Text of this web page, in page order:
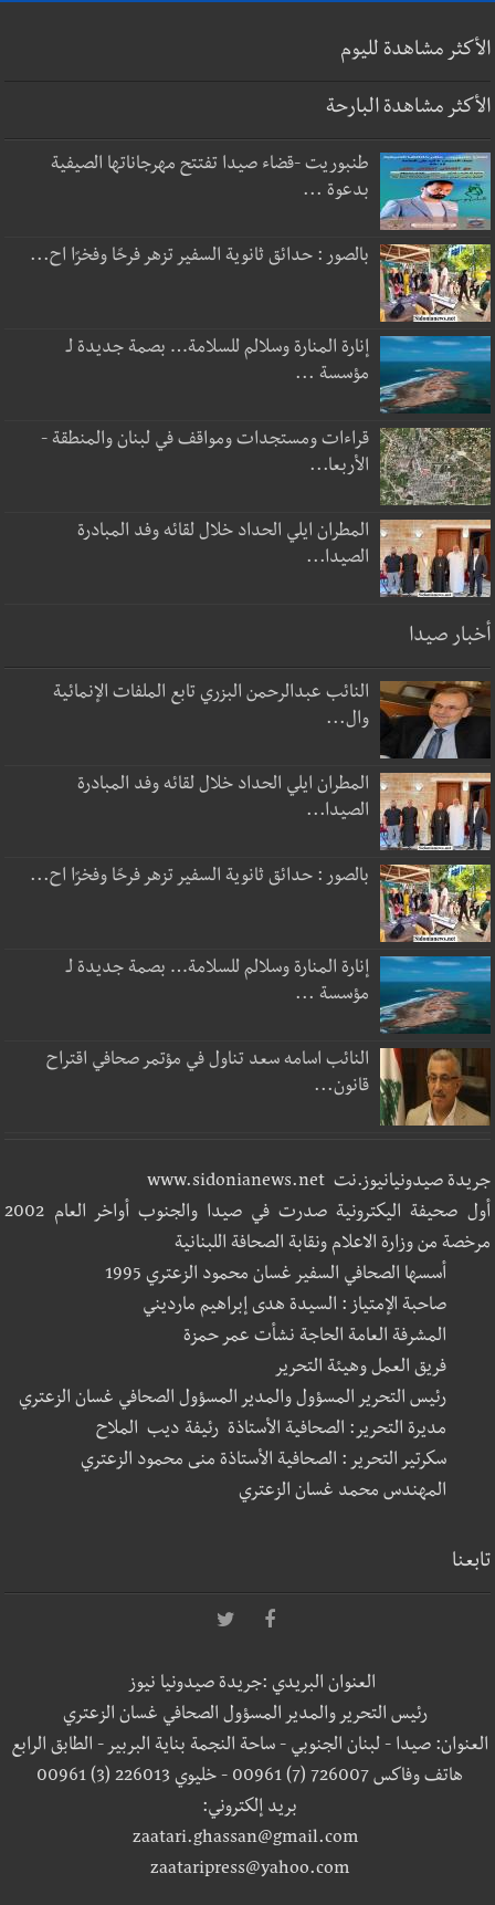
الأكثر مشاهدة لليوم
الأكثر مشاهدة البارحة
طنبوريت -قضاء صيدا تفتتح مهرجاناتها الصيفية
بدعوة ...
بالصور : حدائق ثانوية السفير تزهر فرحًا وفخرًا اح...
إنارة المنارة وسلالم للسلامة… بصمة جديدة لـ
مؤسسة ...
قراءات ومستجدات ومواقف في لبنان والمنطقة -
الأربعا...
المطران ايلي الحداد خلال لقائه وفد المبادرة
الصيدا...
أخبار صيدا
النائب عبدالرحمن البزري تابع الملفات الإنمائية
وال...
المطران ايلي الحداد خلال لقائه وفد المبادرة
الصيدا...
بالصور : حدائق ثانوية السفير تزهر فرحًا وفخرًا اح...
إنارة المنارة وسلالم للسلامة… بصمة جديدة لـ
مؤسسة ...
النائب اسامه سعد تناول في مؤتمر صحافي اقتراح
قانون...
جريدة صيدونيانيوز.نت www.sidonianews.net
أول صحيفة اليكترونية صدرت في صيدا والجنوب أواخر العام 2002
مرخصة من وزارة الاعلام ونقابة الصحافة اللبنانية
أسسها الصحافي السفير غسان محمود الزعتري 1995
صاحبة الإمتياز : السيدة هدى إبراهيم مارديني
المشرفة العامة الحاجة نشأت عمر حمزة
فريق العمل وهيئة التحرير
رئيس التحرير المسؤول والمدير المسؤول الصحافي غسان الزعتري
مديرة التحرير: الصحافية الأستاذة رئيفة ديب الملاح
سكرتير التحرير : الصحافية الأستاذة منى محمود الزعتري
المهندس محمد غسان الزعتري
تابعنا
العنوان البريدي :جريدة صيدونيا نيوز
رئيس التحرير والمدير المسؤول الصحافي غسان الزعتري
العنوان: صيدا - لبنان الجنوبي - ساحة النجمة بناية البربير - الطابق الرابع
هاتف وفاكس 726007 (7) 00961 - خليوي 226013 (3) 00961
بريد إلكتروني:
zaatari.ghassan@gmail.com
zaataripress@yahoo.com